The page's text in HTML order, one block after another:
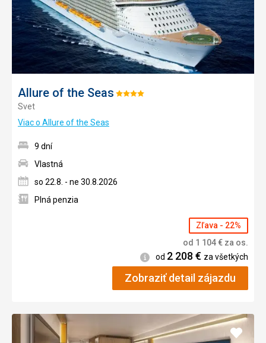
Allure of the Seas Hodnotenie:
Svet
Viac o Allure of the Seas
9 dní
Vlastná
so 22.8. - ne 30.8.2026
Plná penzia
Zľava - 22%
od 1 104€ za os.
Informácie
od 2 208 € za všetkých
Zobraziť detail zájazdu
Pridať